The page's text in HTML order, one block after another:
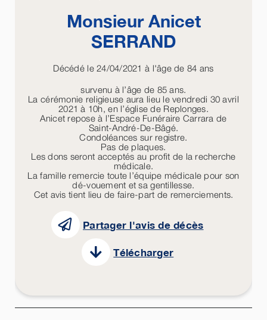
Monsieur Anicet
SERRAND
Décédé le 24/04/2021 à l'âge de 84 ans
survenu à l’âge de 85 ans.
La cérémonie religieuse aura lieu le vendredi 30 avril
2021 à 10h, en l’église de Replonges.
Anicet repose à l’Espace Funéraire Carrara de
Saint-André-De-Bâgé.
Condoléances sur registre.
Pas de plaques.
Les dons seront acceptés au profit de la recherche
médicale.
La famille remercie toute l’équipe médicale pour son
dé-vouement et sa gentillesse.
Cet avis tient lieu de faire-part de remerciements.
Partager l'avis de décès
Télécharger